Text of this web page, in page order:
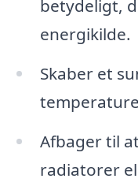
betydeligt,
energikilde.
Skaber et
Afbager til
radiatorer